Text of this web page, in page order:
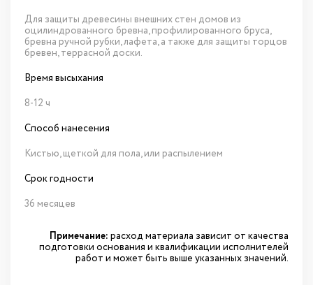
Для защиты древесины внешних стен домов из
оцилиндрованного бревна, профилированного бруса,
бревна ручной рубки, лафета, а также для защиты торцов
бревен, террасной доски.
Время высыхания
8-12 ч
Способ нанесения
Кистью, щеткой для пола, или распылением
Срок годности
36 месяцев
Примечание: расход материала зависит от качества
подготовки основания и квалификации исполнителей
работ и может быть выше указанных значений.